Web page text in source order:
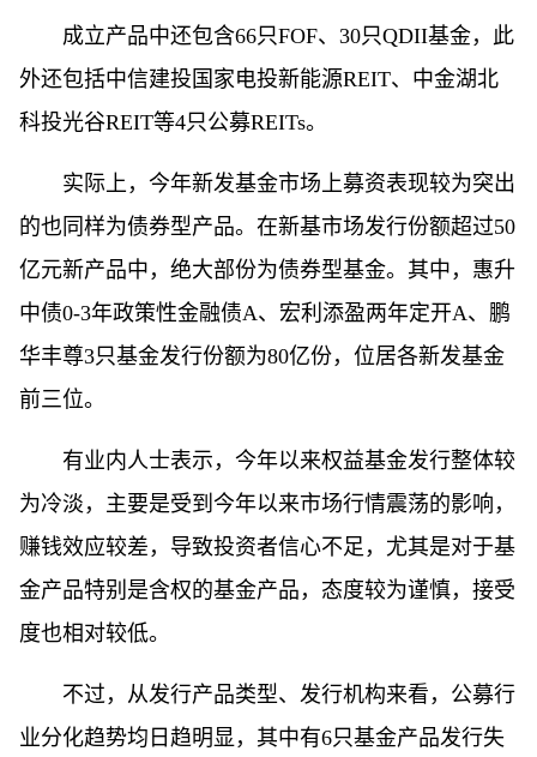
成立产品中还包含66只FOF、30只QDII基金，此
外还包括中信建投国家电投新能源REIT、中金湖北
科投光谷REIT等4只公募REITs。
实际上，今年新发基金市场上募资表现较为突出
的也同样为债券型产品。在新基市场发行份额超过50
亿元新产品中，绝大部份为债券型基金。其中，惠升
中债0-3年政策性金融债A、宏利添盈两年定开A、鹏
华丰尊3只基金发行份额为80亿份，位居各新发基金
前三位。
有业内人士表示，今年以来权益基金发行整体较
为冷淡，主要是受到今年以来市场行情震荡的影响，
赚钱效应较差，导致投资者信心不足，尤其是对于基
金产品特别是含权的基金产品，态度较为谨慎，接受
度也相对较低。
不过，从发行产品类型、发行机构来看，公募行
业分化趋势均日趋明显，其中有6只基金产品发行失